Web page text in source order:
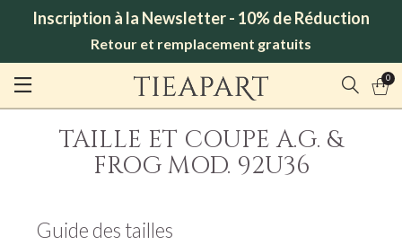
Inscription à la Newsletter - 10% de Réduction
Retour et remplacement gratuits
0
TAILLE ET COUPE A.G. &
FROG MOD. 92U36
Guide des tailles